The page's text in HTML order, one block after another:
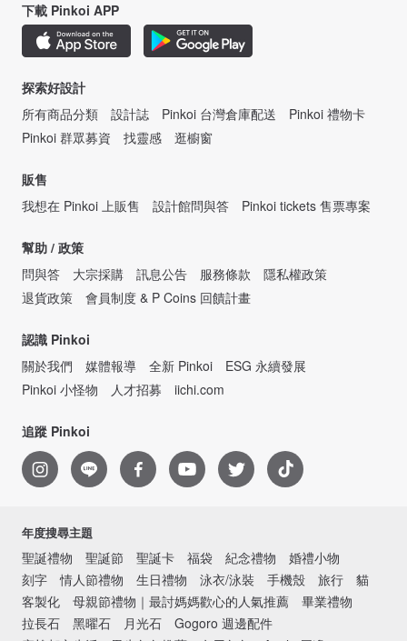
下載 Pinkoi APP
探索好設計
所有商品分類
設計誌 Pinkoi 台灣倉庫配送
Pinkoi 禮物卡
Pinkoi 群眾募資
找靈感 逛櫥窗
販售
我想在 Pinkoi 上販售
設計館問與答 Pinkoi tickets 售票專案
幫助 / 政策
問與答
大宗採購 訊息公告 服務條款
隱私權政策
退貨政策
會員制度 & P Coins 回饋計畫
認識 Pinkoi
關於我們
媒體報導 全新 Pinkoi
ESG 永續發展
Pinkoi 小怪物
人才招募 iichi.com
追蹤 Pinkoi
年度搜尋主題
聖誕禮物 聖誕節 聖誕卡 福袋 紀念禮物
婚禮小物
刻字
情人節禮物 生日禮物 泳衣/泳裝 手機殼 旅行
貓
客製化
母親節禮物｜最討媽媽歡心的人氣推薦
畢業禮物
拉長石
黑曜石 月光石
Gogoro 週邊配件